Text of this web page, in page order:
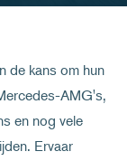
de kans om hun
AMG's,
en nog vele
Ervaar